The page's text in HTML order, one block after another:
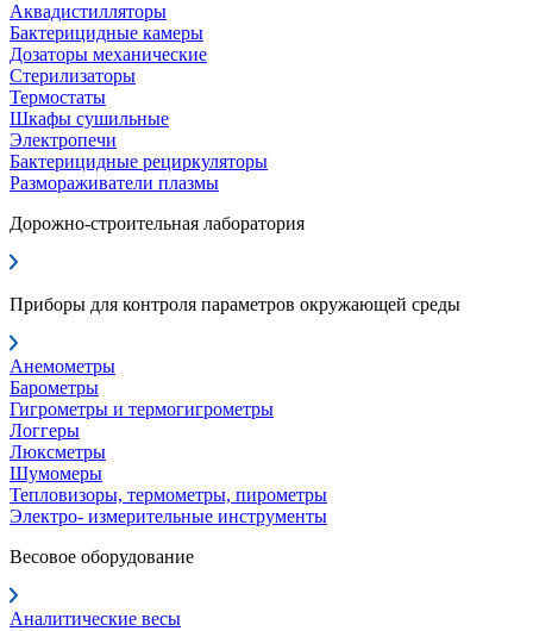
Аквадистилляторы
Бактерицидные камеры
Дозаторы механические
Стерилизаторы
Термостаты
Шкафы сушильные
Электропечи
Бактерицидные рециркуляторы
Размораживатели плазмы
Дорожно-строительная лаборатория
Приборы для контроля параметров окружающей среды
Анемометры
Барометры
Гигрометры и термогигрометры
Логгеры
Люксметры
Шумомеры
Тепловизоры, термометры, пирометры
Электро- измерительные инструменты
Весовое оборудование
Аналитические весы